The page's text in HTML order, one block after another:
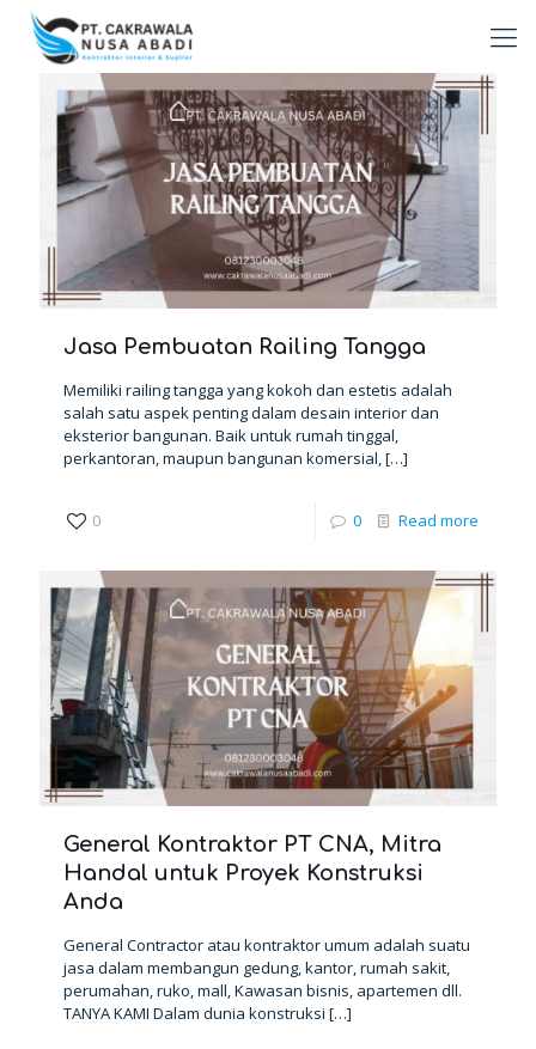
Jasa Pembuatan Railing Tangga
Memiliki railing tangga yang kokoh dan estetis adalah
salah satu aspek penting dalam desain interior dan
eksterior bangunan. Baik untuk rumah tinggal,
perkantoran, maupun bangunan komersial,[…]
0 0 Read more
General Kontraktor PT CNA, Mitra
Handal untuk Proyek Konstruksi
Anda
General Contractor atau kontraktor umum adalah suatu
jasa dalam membangun gedung, kantor, rumah sakit,
perumahan, ruko, mall, Kawasan bisnis, apartemen dll.
TANYA KAMI Dalam dunia konstruksi […]